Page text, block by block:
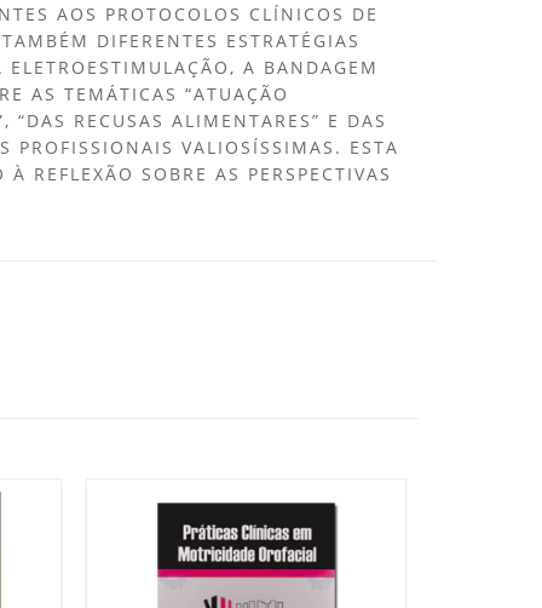
AOS PROTOCOLOS CLÍNICOS DE
DIFERENTES ESTRATÉGIAS
A BANDAGEM
AS TEMÁTICAS “ATUAÇÃO
RECUSAS ALIMENTARES” E DAS
PROFISSIONAIS VALIOSÍSSIMAS. ESTA
REFLEXÃO SOBRE AS PERSPECTIVAS